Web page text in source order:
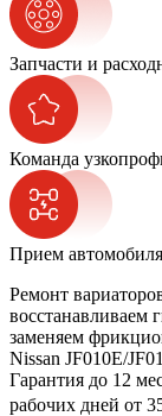
Запчасти и
Команда
Прием
Ремонт
восстанавливаем
заменяем
Nissan JF010E/
Гарантия до 12
рабочих дней от